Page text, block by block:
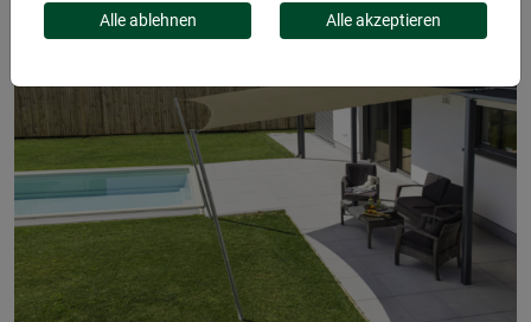
Alle ablehnen Alle akzeptieren